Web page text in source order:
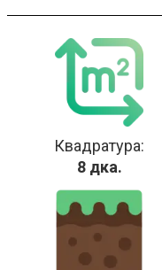
Квадратура:
8 дка.